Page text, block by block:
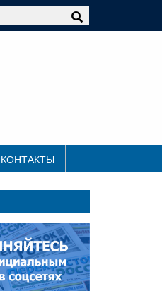
КОНТАКТЫ